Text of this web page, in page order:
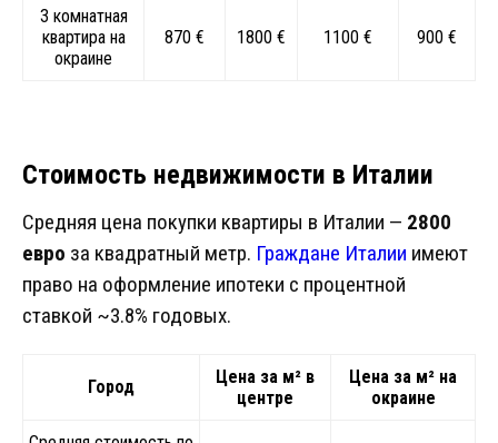
3 комнатная
квартира на
окраине
870 € 1800 € 1100 € 900 €
Стоимость недвижимости в Италии
Средняя цена покупки квартиры в Италии — 2800
евро за квадратный метр. Граждане Италии имеют
право на оформление ипотеки с процентной
ставкой ~3.8% годовых.
Город
Цена за м² в
центре
Цена за м² на
окраине